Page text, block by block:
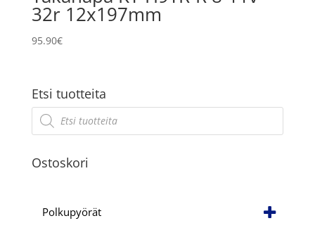
32r 12x197mm
95.90€
Etsi tuotteita
Products
search
Ostoskori
Polkupyörät